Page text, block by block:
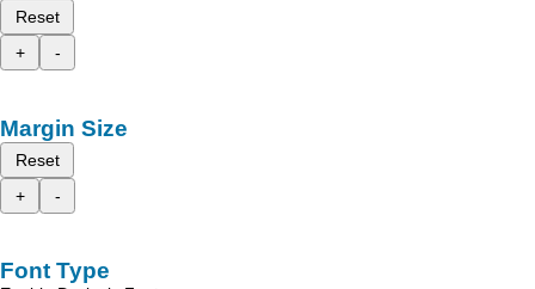
Reset
+
-
Margin Size
Reset
+
-
Font Type